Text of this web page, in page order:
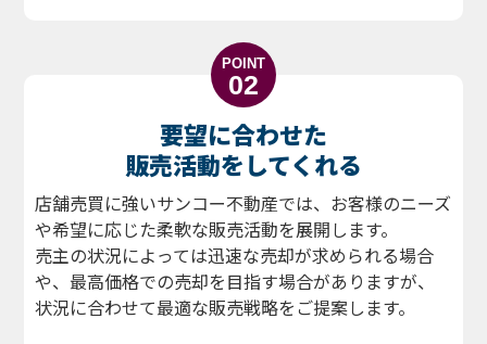
POINT
02
要望に合わせた
販売活動をしてくれる
店舗売買に強いサンコー不動産では、お客様のニーズ
や希望に応じた柔軟な販売活動を展開します。
売主の状況によっては迅速な売却が求められる場合
や、最高価格での売却を目指す場合がありますが、
状況に合わせて最適な販売戦略をご提案します。